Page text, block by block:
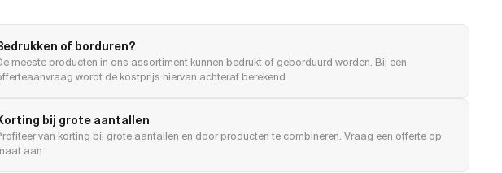
of borduren?
meeste producten in ons assortiment kunnen bedrukt of geborduurd worden. Bij een
wordt de kostprijs hiervan achteraf berekend.
bij grote aantallen
van korting bij grote aantallen en door producten te combineren. Vraag een offerte op
aan.